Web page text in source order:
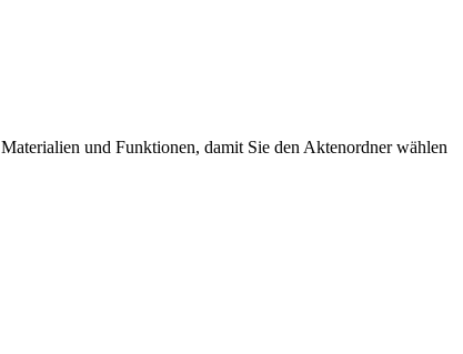
und Funktionen, damit Sie den Aktenordner wählen